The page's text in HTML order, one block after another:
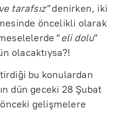
tarafsız”denirken, iki
öncelikli olarak
“ eli dolu”
olacaktıysa?!
bu konulardan
dün geceki 28 Şubat
gelişmelere